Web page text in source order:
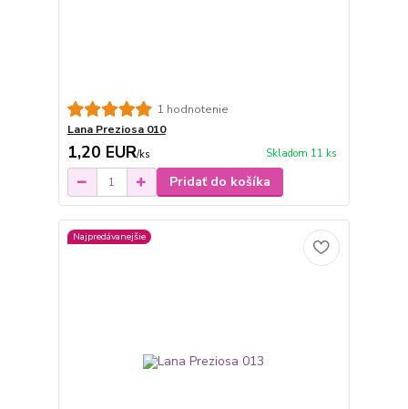
1 hodnotenie
Lana Preziosa 010
1,20 EUR/ks Skladom 11 ks
Pridať do košíka
Najpredávanejšie